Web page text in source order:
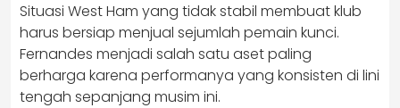
Situasi West Ham yang tidak stabil membuat klub
harus bersiap menjual sejumlah pemain kunci.
Fernandes menjadi salah satu aset paling
berharga karena performanya yang konsisten di lini
tengah sepanjang musim ini.